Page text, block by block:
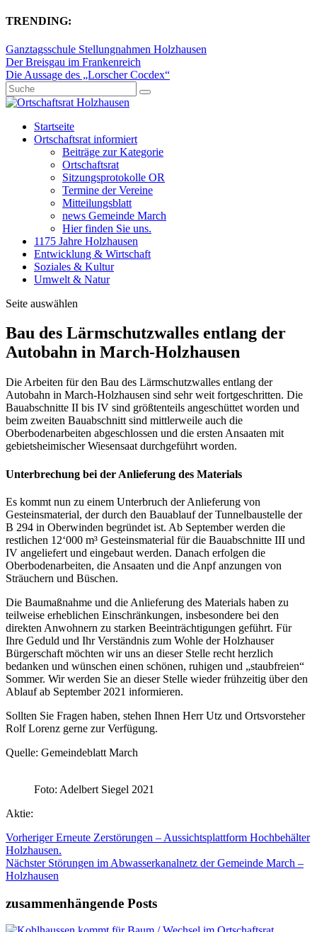
TRENDING:
Ganztagsschule Stellungnahmen Holzhausen
Der Breisgau im Frankenreich
Die Aussage des „Lorscher Cocdex“
Startseite
Ortschaftsrat informiert
Beiträge zur Kategorie
Ortschaftsrat
Sitzungsprotokolle OR
Termine der Vereine
Mitteilungsblatt
news Gemeinde March
Hier finden Sie uns.
1175 Jahre Holzhausen
Entwicklung & Wirtschaft
Soziales & Kultur
Umwelt & Natur
Seite auswählen
Bau des Lärmschutzwalles entlang der
Autobahn in March-Holzhausen
Die Arbeiten für den Bau des Lärmschutzwalles entlang der
Autobahn in March-Holzhausen sind sehr weit fortgeschritten. Die
Bauabschnitte II bis IV sind größtenteils angeschüttet worden und
beim zweiten Bauabschnitt sind mittlerweile auch die
Oberbodenarbeiten abgeschlossen und die ersten Ansaaten mit
gebietsheimischer Wiesensaat durchgeführt worden.
Unterbrechung bei der Anlieferung des Materials
Es kommt nun zu einem Unterbruch der Anlieferung von
Gesteinsmaterial, der durch den Bauablauf der Tunnelbaustelle der
B 294 in Oberwinden begründet ist. Ab September werden die
restlichen 12‘000 m³ Gesteinsmaterial für die Bauabschnitte III und
IV angeliefert und eingebaut werden. Danach erfolgen die
Oberbodenarbeiten, die Ansaaten und die Anpf anzungen von
Sträuchern und Büschen.
Die Baumaßnahme und die Anlieferung des Materials haben zu
teilweise erheblichen Einschränkungen, insbesondere bei den
direkten Anwohnern zu starken Beeinträchtigungen geführt. Für
Ihre Geduld und Ihr Verständnis zum Wohle der Holzhauser
Bürgerschaft möchten wir uns an dieser Stelle recht herzlich
bedanken und wünschen einen schönen, ruhigen und „staubfreien“
Sommer. Wir werden Sie an dieser Stelle wieder frühzeitig über den
Ablauf ab September 2021 informieren.
Sollten Sie Fragen haben, stehen Ihnen Herr Utz und Ortsvorsteher
Rolf Lorenz gerne zur Verfügung.
Quelle: Gemeindeblatt March
Foto: Adelbert Siegel 2021
Aktie:
Vorheriger Erneute Zerstörungen – Aussichtsplattform Hochbehälter
Holzhausen.
Nächster Störungen im Abwasserkanalnetz der Gemeinde March –
Holzhausen
zusammenhängende Posts